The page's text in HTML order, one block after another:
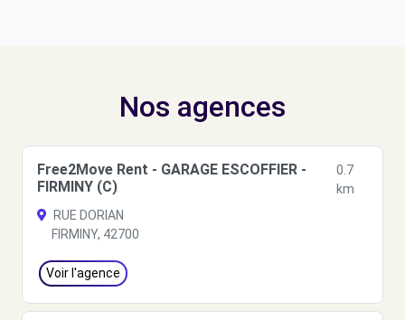
Nos agences
Free2Move Rent - GARAGE ESCOFFIER -
FIRMINY (C)
0.7
km
RUE DORIAN
FIRMINY, 42700
Voir l'agence